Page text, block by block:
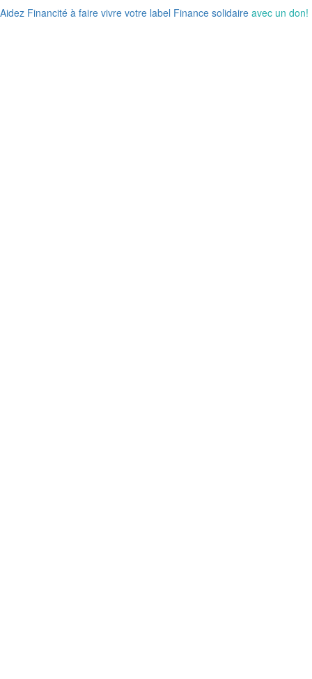
Aidez Financité à faire vivre votre label Finance solidaire avec un don!